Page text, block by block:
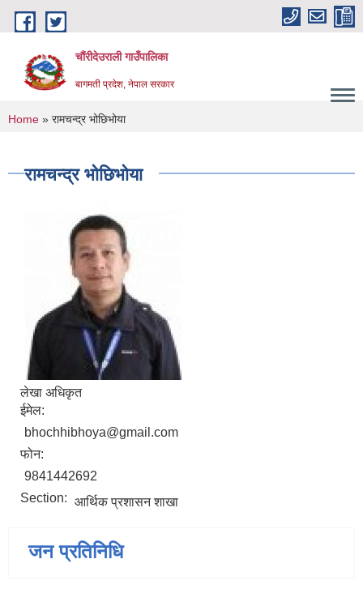
Skip to main content
चौंरीदेउराली गाउँपालिका
बागमती प्रदेश, नेपाल सरकार
You are here
Home » रामचन्द्र भोछिभोया
रामचन्द्र भोछिभोया
लेखा अधिकृत
ईमेल:
bhochhibhoya@gmail.com
फोन:
9841442692
Section: आर्थिक प्रशासन शाखा
जन प्रतिनिधि